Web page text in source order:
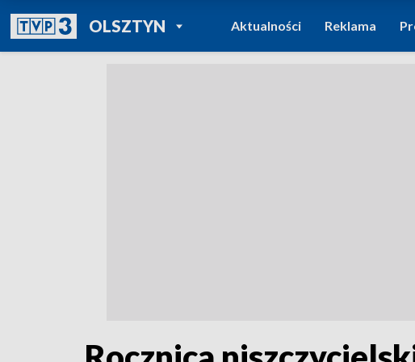
OLSZTYNPOWRÓT DO
TVP REGIONY
Aktualności Reklama